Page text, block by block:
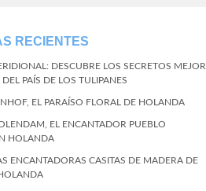
RECIENTES
DESCUBRE LOS SECRETOS MEJOR
PAÍS DE LOS TULIPANES
EL PARAÍSO FLORAL DE HOLANDA
EL ENCANTADOR PUEBLO
HOLANDA
ENCANTADORAS CASITAS DE MADERA DE